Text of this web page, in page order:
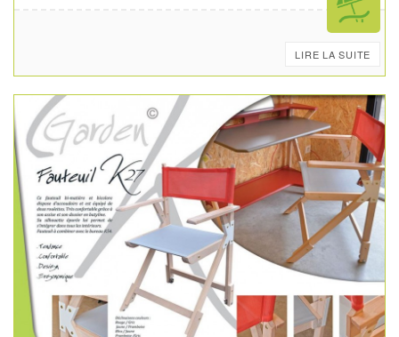
LIRE LA SUITE